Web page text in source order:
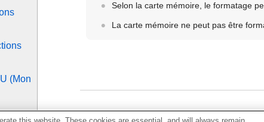
Selon la carte mémoire, le formatage
La carte mémoire ne peut pas être
(Mon